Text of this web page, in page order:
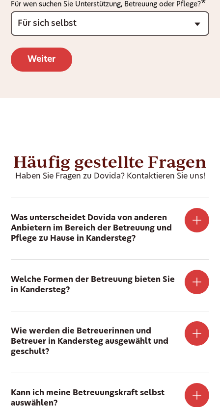
Für wen suchen Sie Unterstützung, Betreuung oder Pflege?
Häufig gestellte Fragen
Haben Sie Fragen zu Dovida? Kontaktieren Sie uns!
Was unterscheidet Dovida von anderen
Anbietern im Bereich der Betreuung und
Pflege zu Hause in Kandersteg?
Welche Formen der Betreuung bieten Sie
in Kandersteg?
Wie werden die Betreuerinnen und
Betreuer in Kandersteg ausgewählt und
geschult?
Kann ich meine Betreuungskraft selbst
auswählen?